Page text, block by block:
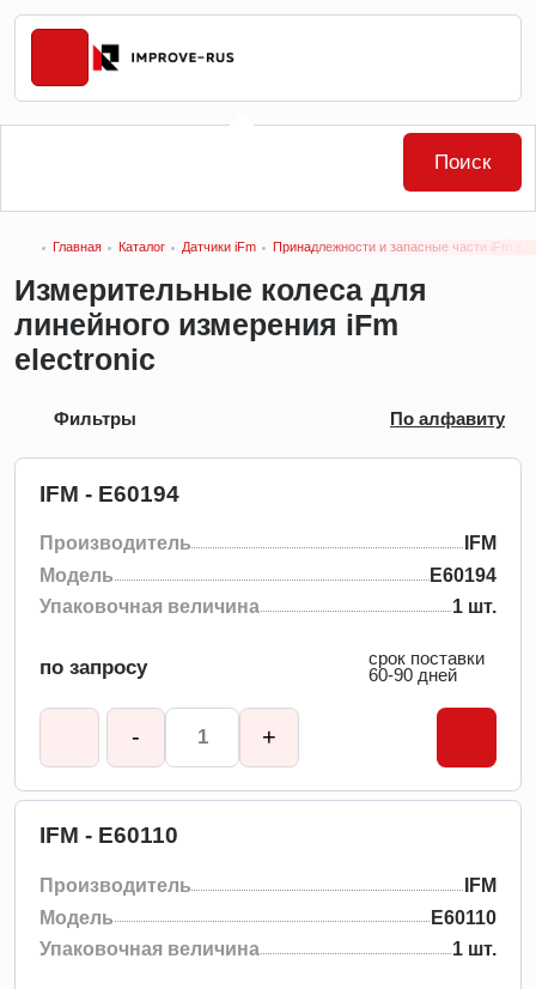
Главная Каталог Датчики iFm Принадлежности и запасные части iFm
Измерительные колеса для
линейного измерения iFm
electronic
Фильтры По алфавиту
IFM - E60194
Производитель
IFM
Модель
E60194
Упаковочная величина
1 шт.
по запросу
срок поставки
60-90 дней
- +
IFM - E60110
Производитель
IFM
Модель
E60110
Упаковочная величина
1 шт.
Поиск